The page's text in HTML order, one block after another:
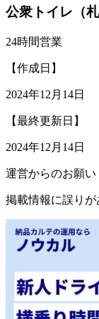
公衆トイレ（
24時間営業
【作成日】
2024年12月14日
【最終更新日】
2024年12月14日
運営からのお願い
掲載情報に誤りが